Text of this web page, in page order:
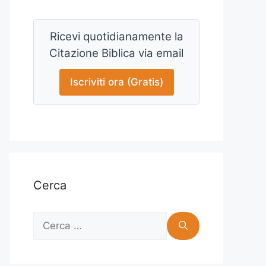
Ricevi quotidianamente la
Citazione Biblica via email
Iscriviti ora (Gratis)
Cerca
Ricerca